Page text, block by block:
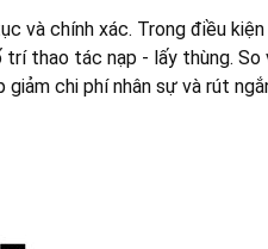
và chính xác. Trong điều kiện
thao tác nạp - lấy thùng. So
chi phí nhân sự và rút